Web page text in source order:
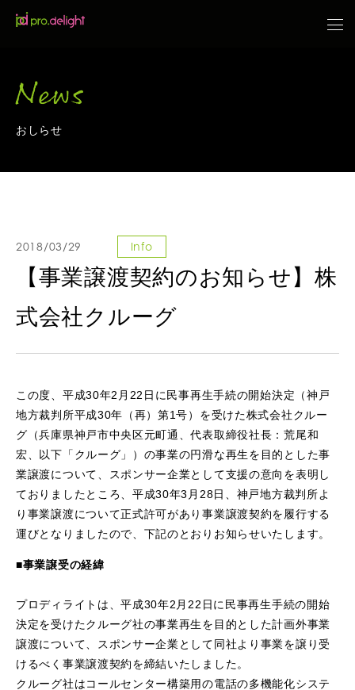
News
おしらせ
2018/03/29 Info
【事業譲渡契約のお知らせ】株
式会社クルーグ
この度、平成30年2月22日に民事再生手続の開始決定（神戸
地方裁判所平成30年（再）第1号）を受けた株式会社クルー
グ（兵庫県神戸市中央区元町通、代表取締役社長：荒尾和
宏、以下「クルーグ」）の事業の円滑な再生を目的とした事
業譲渡について、スポンサー企業として支援の意向を表明し
ておりましたところ、平成30年3月28日、神戸地方裁判所よ
り事業譲渡について正式許可があり事業譲渡契約を履行する
運びとなりましたので、下記のとおりお知らせいたします。
■事業譲受の経緯
プロディライトは、平成30年2月22日に民事再生手続の開始
決定を受けたクルーグ社の事業再生を目的とした計画外事業
譲渡について、スポンサー企業として同社より事業を譲り受
けるべく事業譲渡契約を締結いたしました。
クルーグ社はコールセンター構築用の電話の多機能化システ